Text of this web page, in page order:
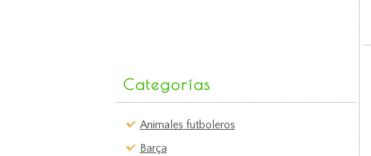
Categorías
Animales futboleros
Barça